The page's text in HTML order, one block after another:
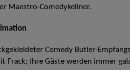
Maestro-Comedykellner.
Comedy Butler-
Frack; Ihre Gäste werden immer